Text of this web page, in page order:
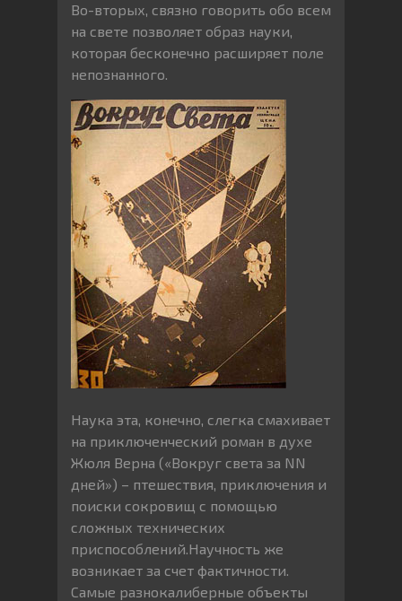
Во-вторых, связно говорить обо всем
на свете позволяет образ науки,
которая бесконечно расширяет поле
непознанного.
Наука эта, конечно, слегка смахивает
на приключенческий роман в духе
Жюля Верна («Вокруг света за NN
дней») – птешествия, приключения и
поиски сокровищ с помощью
сложных технических
приспособлений.Научность же
возникает за счет фактичности.
Самые разнокалиберные объекты